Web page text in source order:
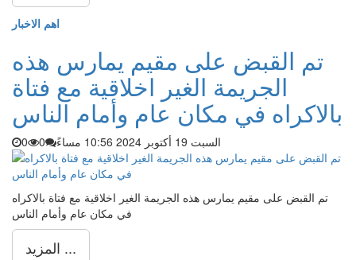
اهم الاخبار
تم القبض على مقيم يمارس هذه
الجريمة الغير اخلاقية مع فتاة
بالاكراه في مكان عام وأمام الناس
السبت 19 أكتوبر 2024 10:56 مساءً 0
0
تم القبض على مقيم يمارس هذه الجريمة الغير اخلاقية مع فتاة بالاكراه
في مكان عام وأمام الناس
المزيد ...